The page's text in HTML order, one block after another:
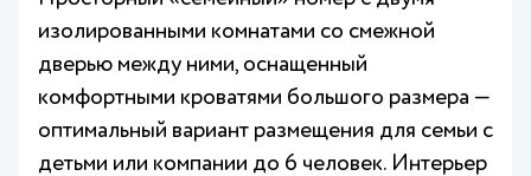
изолированными комнатами со смежной
дверью между ними, оснащенный
комфортными кроватями большого размера —
оптимальный вариант размещения для семьи с
детьми или компании до 6 человек. Интерьер